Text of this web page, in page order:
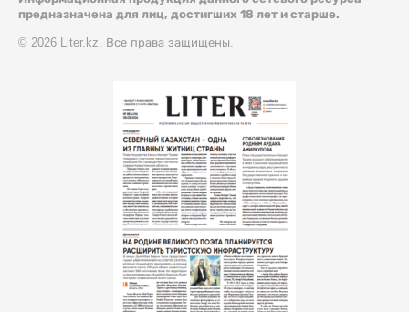
предназначена для лиц, достигших 18 лет и старше.
© 2026 Liter.kz. Все права защищены.